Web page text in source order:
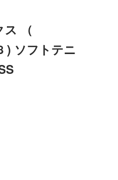
ス （
) ソフトテニ